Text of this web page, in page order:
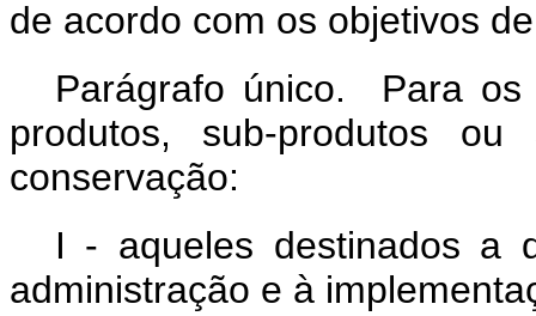
de acordo com os objetivos
Parágrafo único. Para os
produtos, sub-produtos
conservação:
I - aqueles destinados a
administração e à